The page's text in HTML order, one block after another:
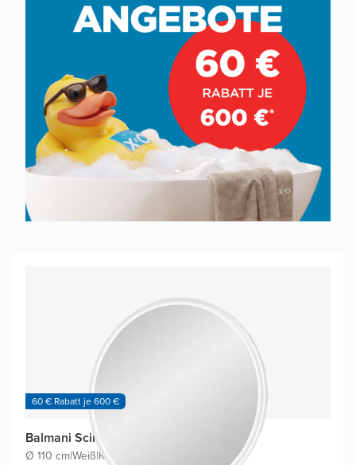
60 € Rabatt je 600 €
Balmani Scirocco Badspiegel
Ø 110 cm|Weiß|Rund